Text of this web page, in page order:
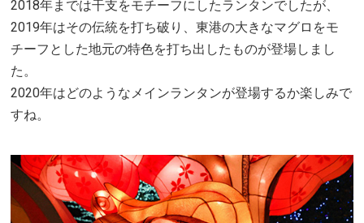
2018年までは干支をモチーフにしたランタンでしたが、
2019年はその伝統を打ち破り、東港の大きなマグロをモ
チーフとした地元の特色を打ち出したものが登場しまし
た。
2020年はどのようなメインランタンが登場するか楽しみで
すね。